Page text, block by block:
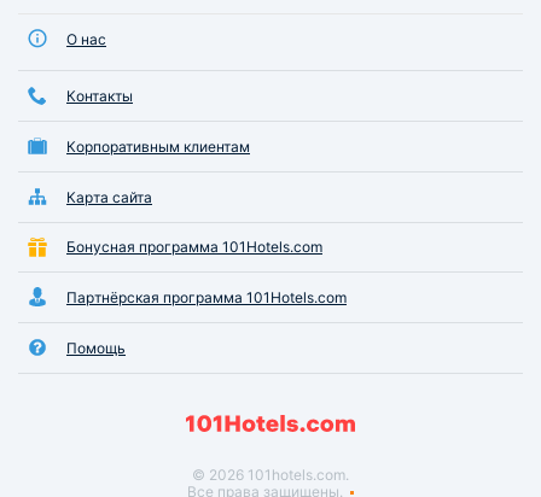
О нас
Контакты
Корпоративным клиентам
Карта сайта
Бонусная программа 101Hotels.com
Партнёрская программа 101Hotels.com
Помощь
© 2026 101hotels.com.
Все права защищены.